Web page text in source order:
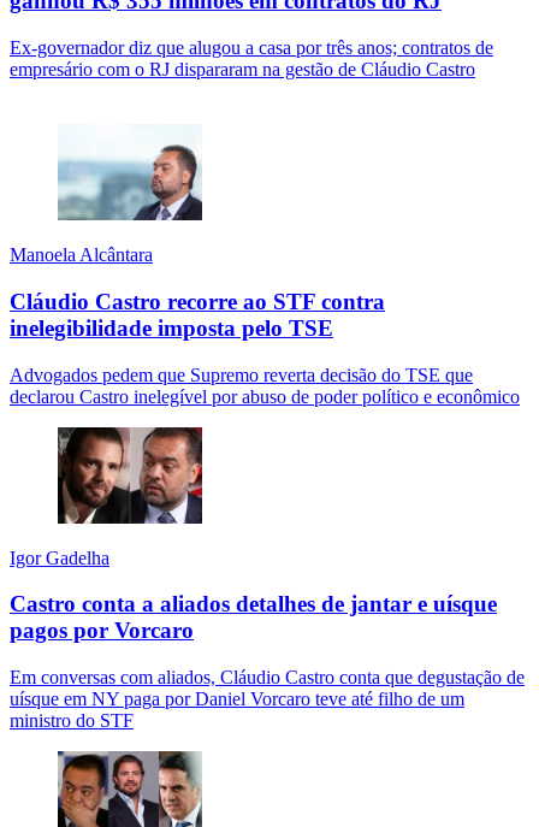
Ex-governador diz que alugou a casa por três anos; contratos de
empresário com o RJ dispararam na gestão de Cláudio Castro
Manoela Alcântara
Cláudio Castro recorre ao STF contra
inelegibilidade imposta pelo TSE
Advogados pedem que Supremo reverta decisão do TSE que
declarou Castro inelegível por abuso de poder político e econômico
Igor Gadelha
Castro conta a aliados detalhes de jantar e uísque
pagos por Vorcaro
Em conversas com aliados, Cláudio Castro conta que degustação de
uísque em NY paga por Daniel Vorcaro teve até filho de um
ministro do STF